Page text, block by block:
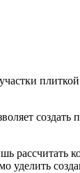
создать
рассчитать
уделить